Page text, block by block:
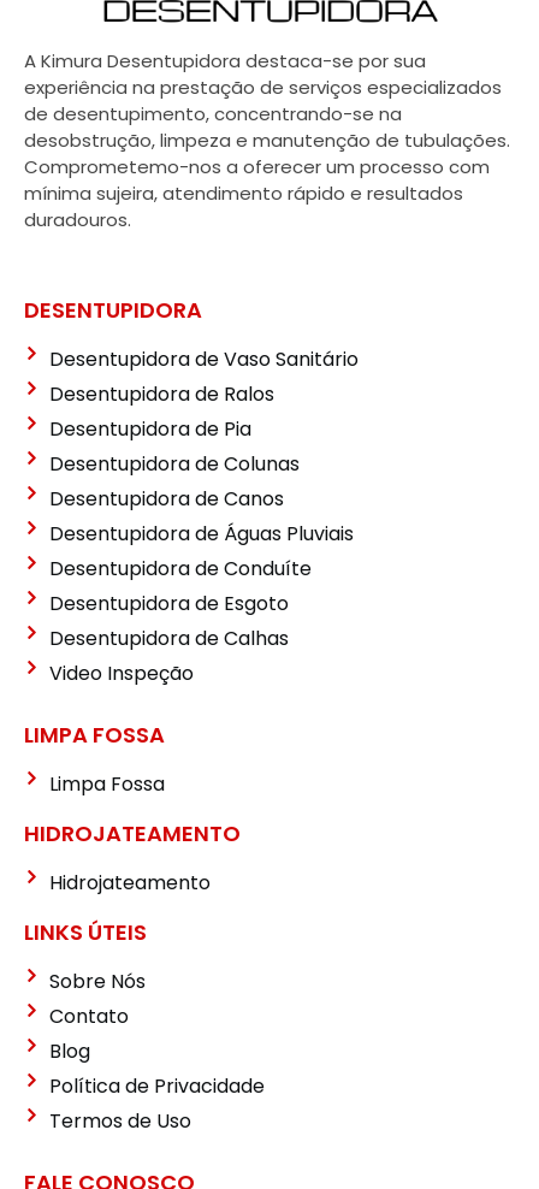
A Kimura Desentupidora destaca-se por sua
experiência na prestação de serviços especializados
de desentupimento, concentrando-se na
desobstrução, limpeza e manutenção de tubulações.
Comprometemo-nos a oferecer um processo com
mínima sujeira, atendimento rápido e resultados
duradouros.
DESENTUPIDORA
Desentupidora de Vaso Sanitário
Desentupidora de Ralos
Desentupidora de Pia
Desentupidora de Colunas
Desentupidora de Canos
Desentupidora de Águas Pluviais
Desentupidora de Conduíte
Desentupidora de Esgoto
Desentupidora de Calhas
Video Inspeção
LIMPA FOSSA
Limpa Fossa
HIDROJATEAMENTO
Hidrojateamento
LINKS ÚTEIS
Sobre Nós
Contato
Blog
Política de Privacidade
Termos de Uso
FALE CONOSCO